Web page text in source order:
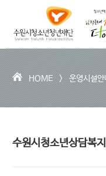
시
청
소
년
청
년
재
단
HOME >운영시설안
수원시청소년상담복